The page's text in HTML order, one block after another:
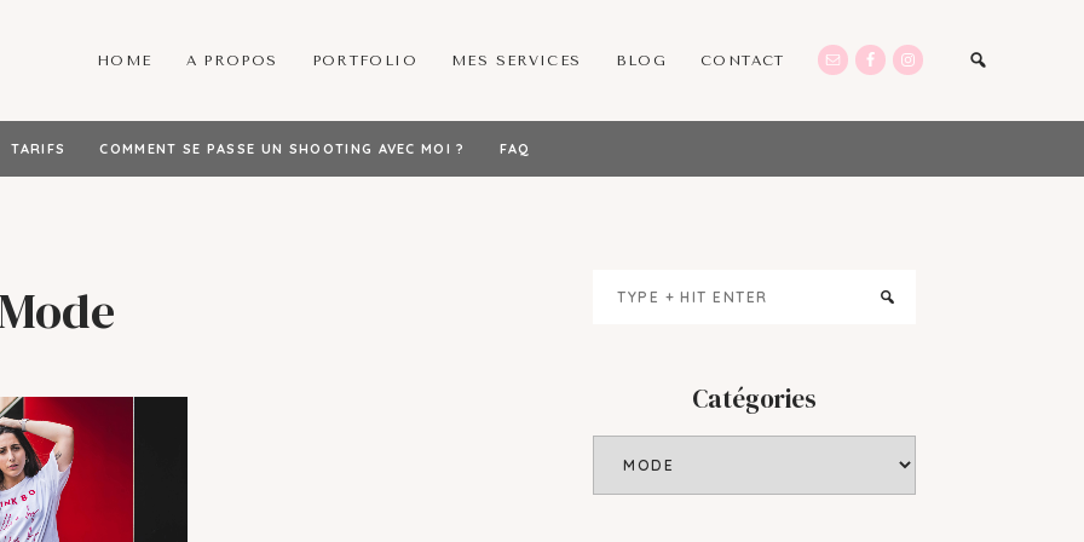
HOME A PROPOS PORTFOLIO MES SERVICES BLOG CONTACT
TARIFS COMMENT SE PASSE UN SHOOTING AVEC MOI ? FAQ
Mode
Catégories